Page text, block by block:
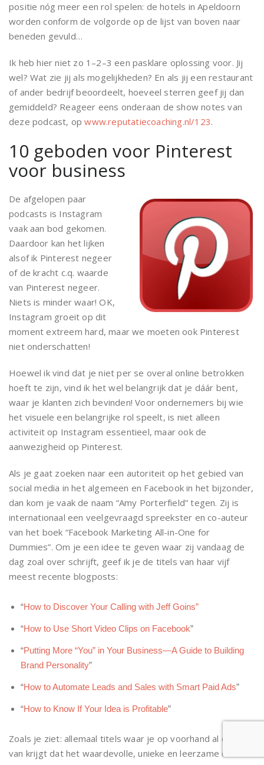
positie nóg meer een rol spelen: de hotels in Apeldoorn
worden conform de volgorde op de lijst van boven naar
beneden gevuld…
Ik heb hier niet zo 1–2–3 een pasklare oplossing voor. Jij
wel? Wat zie jij als mogelijkheden? En als jij een restaurant
of ander bedrijf beoordeelt, hoeveel sterren geef jij dan
gemiddeld? Reageer eens onderaan de show notes van
deze podcast, opwww.reputatiecoaching.nl/123.
10 geboden voor Pinterest
voor business
De afgelopen paar
podcasts is Instagram
vaak aan bod gekomen.
Daardoor kan het lijken
alsof ik Pinterest negeer
of de kracht c.q. waarde
van Pinterest negeer.
Niets is minder waar! OK,
Instagram groeit op dit
moment extreem hard, maar we moeten ook Pinterest
niet onderschatten!
Hoewel ik vind dat je niet per se overal online betrokken
hoeft te zijn, vind ik het wel belangrijk dat je dáár bent,
waar je klanten zich bevinden! Voor ondernemers bij wie
het visuele een belangrijke rol speelt, is niet alleen
activiteit op Instagram essentieel, maar ook de
aanwezigheid op Pinterest.
Als je gaat zoeken naar een autoriteit op het gebied van
social media in het algemeen en Facebook in het bijzonder,
dan kom je vaak de naam “Amy Porterfield” tegen. Zij is
internationaal een veelgevraagd spreekster en co-auteur
van het boek “Facebook Marketing All-in-One for
Dummies”. Om je een idee te geven waar zij vandaag de
dag zoal over schrijft, geef ik je de titels van haar vijf
meest recente blogposts:
“How to Discover Your Calling with Jeff Goins”
“How to Use Short Video Clips on Facebook”
“Putting More “You” in Your Business—A Guide to Building
Brand Personality”
“How to Automate Leads and Sales with Smart Paid Ads”
“How to Know If Your Idea is Profitable”
Zoals je ziet: allemaal titels waar je op voorhand al de idee
van krijgt dat het waardevolle, unieke en leerzame content